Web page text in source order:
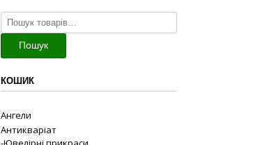
Шукати:
Пошук
КОШИК
Ангели
Антикваріат